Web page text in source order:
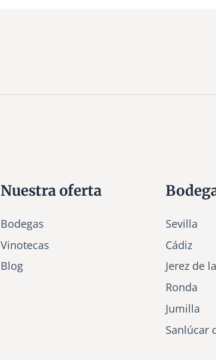
Nuestra oferta
Bodegas
Vinotecas
Blog
Sevilla
Cádiz
Jerez de
Ronda
Jumilla
Sanlúcar